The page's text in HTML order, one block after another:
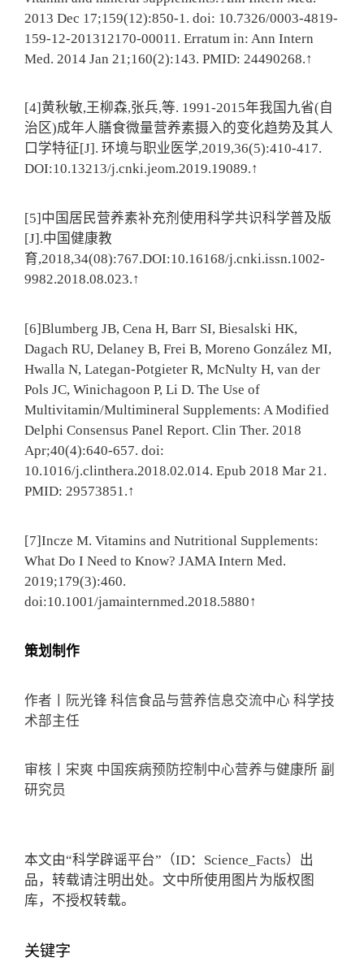
2013 Dec 17;159(12):850-1. doi: 10.7326/0003-4819-
159-12-201312170-00011. Erratum in: Ann Intern
Med. 2014 Jan 21;160(2):143. PMID: 24490268.↑
[4]黄秋敏,王柳森,张兵,等. 1991-2015年我国九省(自
治区)成年人膳食微量营养素摄入的变化趋势及其人
口学特征[J]. 环境与职业医学,2019,36(5):410-417.
DOI:10.13213/j.cnki.jeom.2019.19089.↑
[5]中国居民营养素补充剂使用科学共识科学普及版
[J].中国健康教
育,2018,34(08):767.DOI:10.16168/j.cnki.issn.1002-
9982.2018.08.023.↑
[6]Blumberg JB, Cena H, Barr SI, Biesalski HK,
Dagach RU, Delaney B, Frei B, Moreno González MI,
Hwalla N, Lategan-Potgieter R, McNulty H, van der
Pols JC, Winichagoon P, Li D. The Use of
Multivitamin/Multimineral Supplements: A Modified
Delphi Consensus Panel Report. Clin Ther. 2018
Apr;40(4):640-657. doi:
10.1016/j.clinthera.2018.02.014. Epub 2018 Mar 21.
PMID: 29573851.↑
[7]Incze M. Vitamins and Nutritional Supplements:
What Do I Need to Know? JAMA Intern Med.
2019;179(3):460.
doi:10.1001/jamainternmed.2018.5880↑
策划制作
作者丨阮光锋 科信食品与营养信息交流中心 科学技
术部主任
审核丨宋爽 中国疾病预防控制中心营养与健康所 副
研究员
本文由“科学辟谣平台”（ID：Science_Facts）出
品，转载请注明出处。文中所使用图片为版权图
库，不授权转载。
关键字